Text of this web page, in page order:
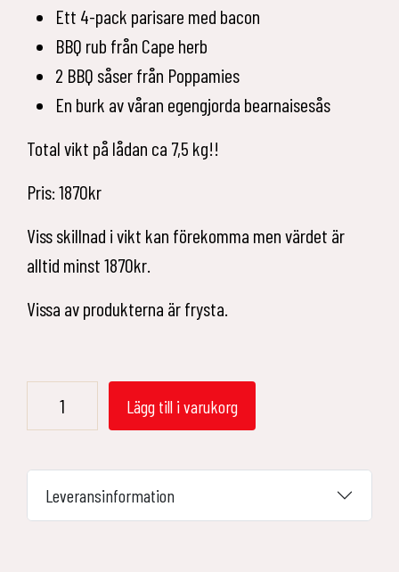
Ett 4-pack parisare med bacon
BBQ rub från Cape herb
2 BBQ såser från Poppamies
En burk av våran egengjorda bearnaisesås
Total vikt på lådan ca 7,5 kg!!
Pris: 1870kr
Viss skillnad i vikt kan förekomma men värdet är
alltid minst 1870kr.
Vissa av produkterna är frysta.
Grillåda
7,5kg
Lägg till i varukorg
Leveransinformation